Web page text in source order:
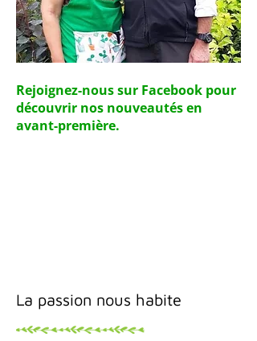
Rejoignez-nous sur Facebook pour
découvrir nos nouveautés en
avant-première.
La passion nous habite